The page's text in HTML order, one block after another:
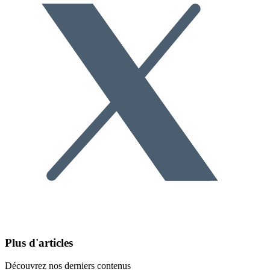
Plus d'articles
Découvrez nos derniers contenus